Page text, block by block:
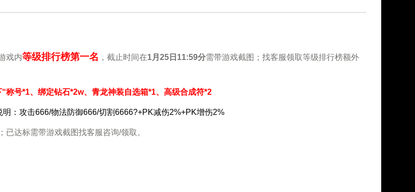
戏内等级排行榜第一名 ，截止时间在1月25日11:59分需带游戏截图；找客服领取等级排行榜额外
“称号*1、绑定钻石*2w、青龙神装自选箱*1、高级合成符*2
明：攻击666/物法防御666/切割6666?+PK减伤2%+PK增伤2%
已达标需带游戏截图找客服咨询/领取。